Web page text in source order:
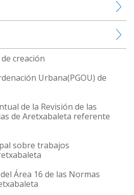
creación
Urbana(PGOU) de
de la Revisión de las
de Aretxabaleta referente
sobre trabajos
Área 16 de las Normas